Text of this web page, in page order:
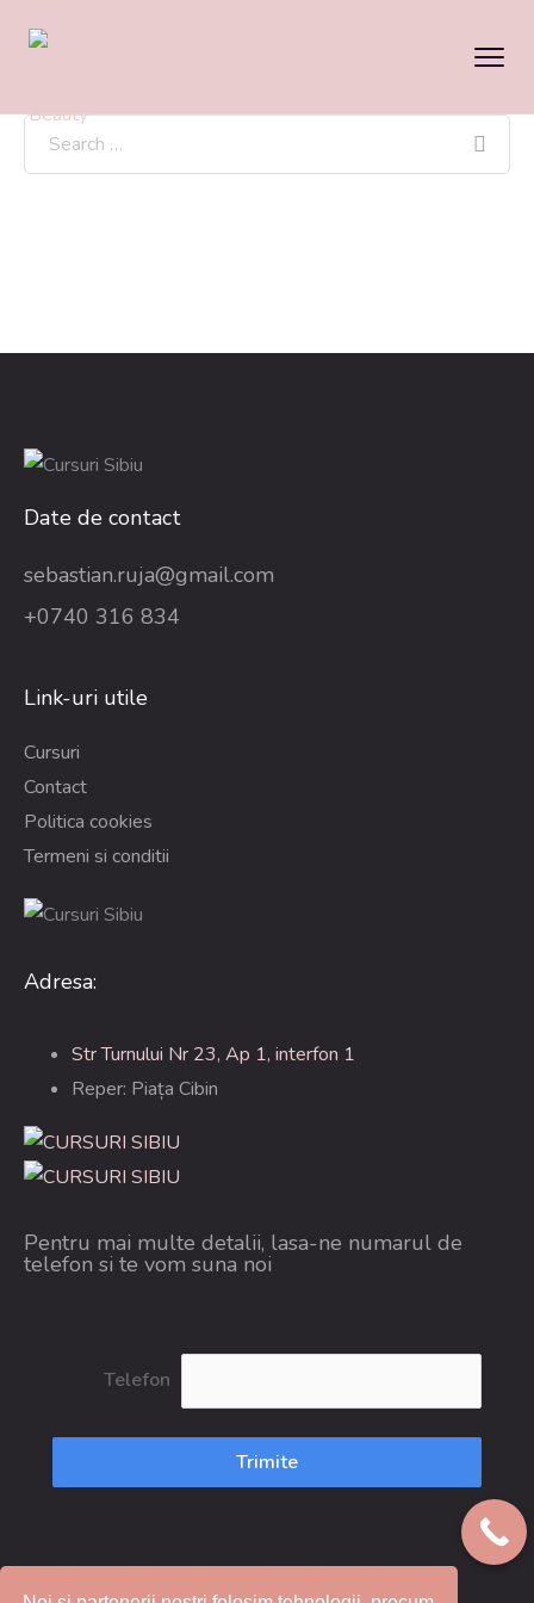
Date de contact
sebastian.ruja@gmail.com
+0740 316 834
Link-uri utile
Cursuri
Contact
Politica cookies
Termeni si conditii
Adresa:
Str Turnului Nr 23, Ap 1, interfon 1
Reper: Piața Cibin
Pentru mai multe detalii, lasa-ne numarul de
telefon si te vom suna noi
Telefon
Trimite